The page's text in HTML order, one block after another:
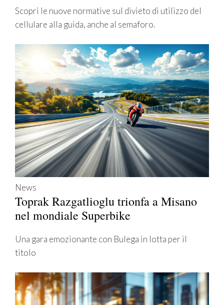
Scopri le nuove normative sul divieto di utilizzo del
cellulare alla guida, anche al semaforo.
News
Toprak Razgatlioglu trionfa a Misano
nel mondiale Superbike
Una gara emozionante con Bulega in lotta per il
titolo